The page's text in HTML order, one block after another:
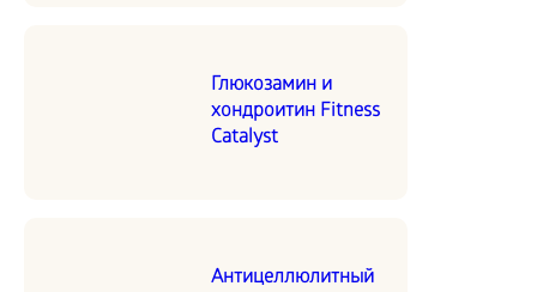
Глюкозамин и
хондроитин Fitness
Catalyst
Антицеллюлитный